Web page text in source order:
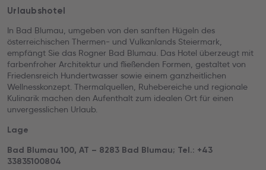
Urlaubshotel
In Bad Blumau, umgeben von den sanften Hügeln des
österreichischen Thermen- und Vulkanlands Steiermark,
empfängt Sie das Rogner Bad Blumau. Das Hotel überzeugt mit
farbenfroher Architektur und fließenden Formen, gestaltet von
Friedensreich Hundertwasser sowie einem ganzheitlichen
Wellnesskonzept. Thermalquellen, Ruhebereiche und regionale
Kulinarik machen den Aufenthalt zum idealen Ort für einen
unvergesslichen Urlaub.
Lage
Bad Blumau 100, AT – 8283 Bad Blumau; Tel.: +43
33835100804